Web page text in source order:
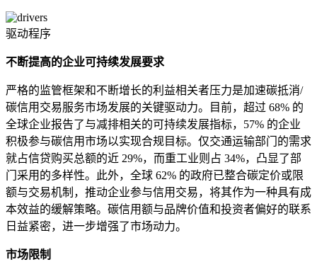
驱动程序
不断提高的企业可持续发展要求
严格的监管框架和不断增长的利益相关者压力是加速碳抵消/
碳信用交易服务市场发展的关键驱动力。目前，超过 68% 的
全球企业报告了与减排相关的可持续发展指标，57% 的企业
积极参与碳信用市场以实现合规目标。仅交通运输部门的需求
就占信贷购买总额的近 29%，而重工业则占 34%，凸显了部
门采用的多样性。此外，全球 62% 的政府已整合碳定价或限
额与交易机制，推动企业参与信用交易，将其作为一种具有成
本效益的缓解策略。碳信用额与品牌价值和投资者偏好的联系
日益紧密，进一步增强了市场动力。
市场限制